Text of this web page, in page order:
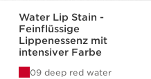
Water Lip Stain -
Feinflüssige
Lippenessenz mit
intensiver Farbe
09 deep red water